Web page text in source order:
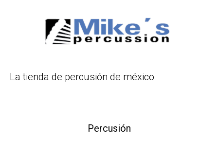
La tienda de percusión de méxico
Percusión